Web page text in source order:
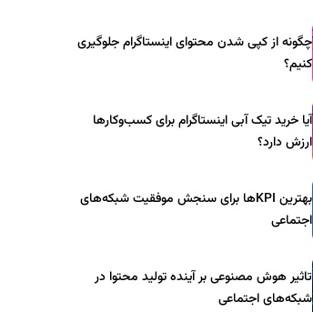
چگونه از کپی شدن محتوای اینستاگرام جلوگیری
کنیم؟
آیا خرید تیک آبی اینستاگرام برای کسب‌وکارها
ارزش دارد؟
بهترین KPIها برای سنجش موفقیت شبکه‌های
اجتماعی
تاثیر هوش مصنوعی بر آینده تولید محتوا در
شبکه‌های اجتماعی